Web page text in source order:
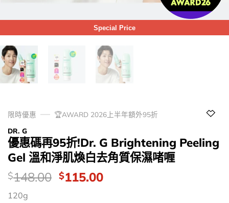
Special Price
限時優惠
🏆AWARD 2026上半年額外95折
DR. G
優惠碼再95折!Dr. G Brightening Peeling
Gel 溫和淨肌煥白去角質保濕啫喱
價
錢：
$148.00 Original
$115.00Current
120g